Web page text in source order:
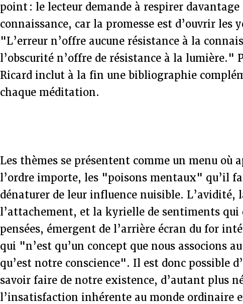
point : le lecteur demande à respirer davantage
connaissance, car la promesse est d’ouvrir les
"L’erreur n’offre aucune résistance à la
l’obscurité n’offre de résistance à la lumière."
Ricard inclut à la fin une bibliographie
chaque méditation.
Les thèmes se présentent comme un menu où
l’ordre importe, les "poisons mentaux" qu’il
dénaturer de leur influence nuisible. L’avidité,
l’attachement, et la kyrielle de sentiments
pensées, émergent de l’arrière écran du for
qui "n’est qu’un concept que nous associons au
qu’est notre conscience". Il est donc possible
savoir faire de notre existence, d’autant plus
l’insatisfaction inhérente au monde ordinaire